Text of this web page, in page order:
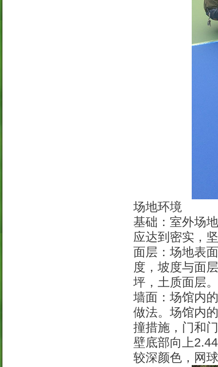
场地环境
基础：室外场
应达到密实，
面层：场地表
度，坡度与面
坪，土质面层
墙面：场馆内
做法。场馆内
撞措施，门和
壁底部向上
较深颜色，网